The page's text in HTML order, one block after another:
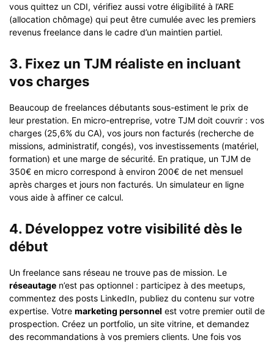
vous quittez un CDI, vérifiez aussi votre éligibilité à l’ARE
(allocation chômage) qui peut être cumulée avec les premiers
revenus freelance dans le cadre d’un maintien partiel.
3. Fixez un TJM réaliste en incluant
vos charges
Beaucoup de freelances débutants sous-estiment le prix de
leur prestation. En micro-entreprise, votre TJM doit couvrir : vos
charges (25,6% du CA), vos jours non facturés (recherche de
missions, administratif, congés), vos investissements (matériel,
formation) et une marge de sécurité. En pratique, un TJM de
350€ en micro correspond à environ 200€ de net mensuel
après charges et jours non facturés. Un simulateur en ligne
vous aide à affiner ce calcul.
4. Développez votre visibilité dès le
début
Un freelance sans réseau ne trouve pas de mission. Le
réseautage n’est pas optionnel : participez à des meetups,
commentez des posts LinkedIn, publiez du contenu sur votre
expertise. Votre marketing personnel est votre premier outil de
prospection. Créez un portfolio, un site vitrine, et demandez
des recommandations à vos premiers clients. Une fois vos